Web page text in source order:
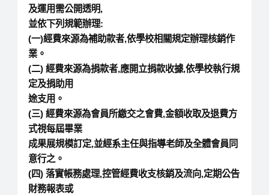
及運用需公開透明,
並依下列規範辦理:
(一)經費來源為補助款者,依學校相關規定辦理核銷作
業。
(二) 經費來源為捐款者,應開立捐款收據,依學校執行規
定及捐助用
途支用。
(三) 經費來源為會員所繳交之會費,金額收取及退費方
式視每屆畢業
成果展規模訂定,並經系主任與指導老師及全體會員同
意行之。
(四) 落實帳務處理,控管經費收支核銷及流向,定期公告
財務報表或